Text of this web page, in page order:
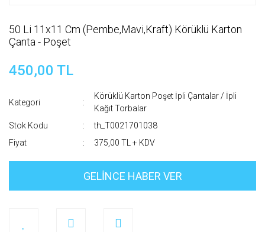
50 Li 11x11 Cm (Pembe,Mavi,Kraft) Körüklü Karton
Çanta - Poşet
450,00 TL
Kategori
Körüklü Karton Poşet İpli Çantalar / İpli
Kağıt Torbalar
Stok Kodu
th_T0021701038
Fiyat
375,00 TL + KDV
GELİNCE HABER VER